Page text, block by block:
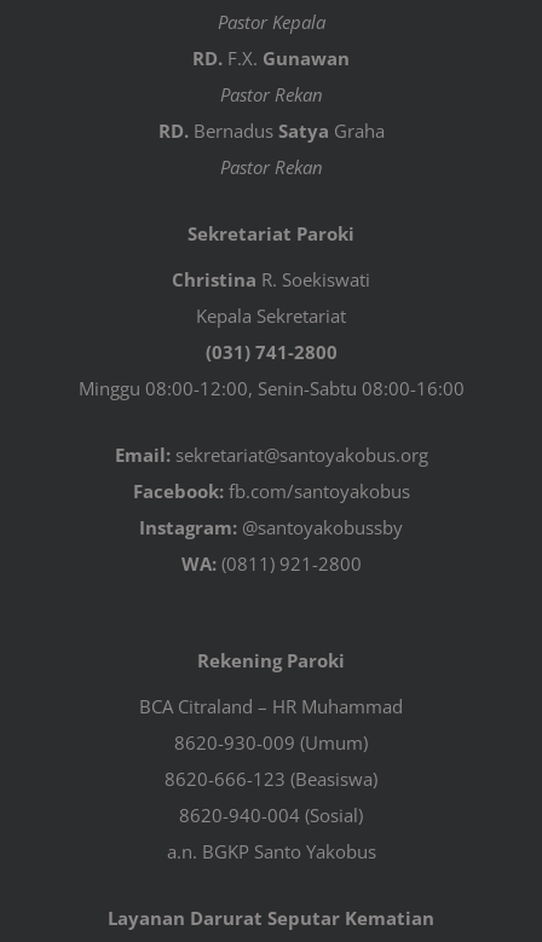
Pastor Kepala
RD. F.X. Gunawan
Pastor Rekan
RD.Bernadus Satya Graha
Pastor Rekan
Sekretariat Paroki
Christina R. Soekiswati
Kepala Sekretariat
(031) 741-2800
Minggu 08:00-12:00, Senin-Sabtu 08:00-16:00
Email:sekretariat@santoyakobus.org
Facebook:fb.com/santoyakobus
Instagram: @santoyakobussby
WA:(0811) 921-2800
Rekening Paroki
BCA Citraland – HR Muhammad
8620-930-009 (Umum)
8620-666-123 (Beasiswa)
8620-940-004 (Sosial)
a.n. BGKP Santo Yakobus
Layanan Darurat Seputar Kematian